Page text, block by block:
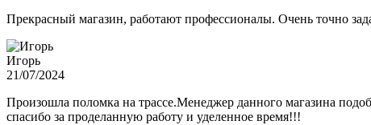
Прекрасный магазин, работают профессионалы. Очень точно
Игорь
21/07/2024
Произошла поломка на трассе.Менеджер данного магазина
спасибо за проделанную работу и уделенное время!!!